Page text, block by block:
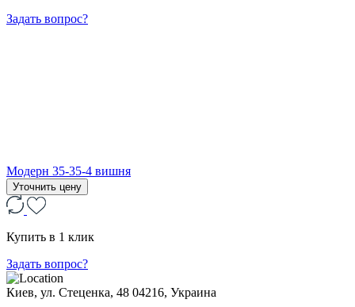
Задать вопрос?
Модерн 35-35-4 вишня
Уточнить цену
Купить в 1 клик
Задать вопрос?
Киев, ул. Стеценка, 48 04216, Украина